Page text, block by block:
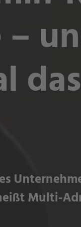
–
das
Multi-